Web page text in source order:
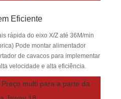
Eficiente
rápida do eixo X/Z até 36M/min
Pode montar alimentador
de cavacos para implementar
velocidade e alta eficiência.